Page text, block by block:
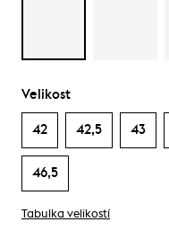
Velikost
42 42,5 43
46,5
Tabulka velikostí